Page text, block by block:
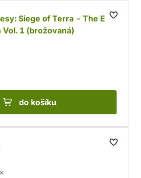
Siege of Terra - The End
1 (brožovaná)
do košíku